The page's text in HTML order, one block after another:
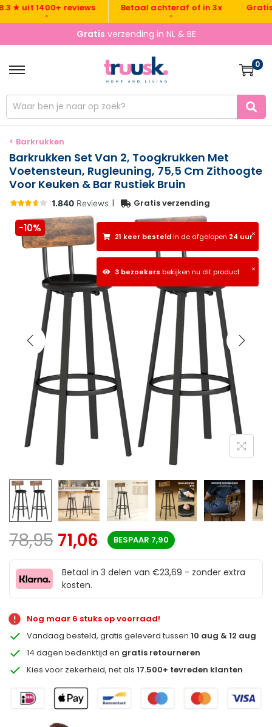
1400+ reviews Betaal achteraf of in 3x Gratis
Gratis verzending in NL & BE
0
< Barkrukken
Barkrukken Set Van 2, Toogkrukken Met
Voetensteun, Rugleuning, 75,5 Cm Zithoogte
Voor Keuken & Bar Rustiek Bruin
| Gratis verzending
×
21 keer besteldin de afgelopen 24 uur
×
3 bezoekers bekijken nu dit product
-10%
78,95 71,06 BESPAAR 7,90
Betaal in 3 delen van €23,69 - zonder extra
kosten.
Nog maar 6 stuks op voorraad!
Vandaag besteld, gratis geleverd tussen10 aug & 12 aug
14 dagen bedenktijd en gratis retourneren
Kies voor zekerheid, net als17.500+ tevreden klanten